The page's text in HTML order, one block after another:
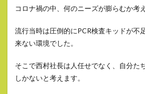
コロナ禍の中、何のニーズが膨らむか考
流行当時は圧倒的にPCR検査キッドが不
来ない環境でした。
そこで西村社長は人任せでなく、自分た
しかないと考えます。